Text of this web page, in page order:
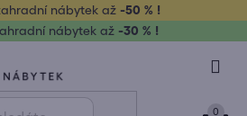
nábytek až-50 % !
nábytek až -30 % !